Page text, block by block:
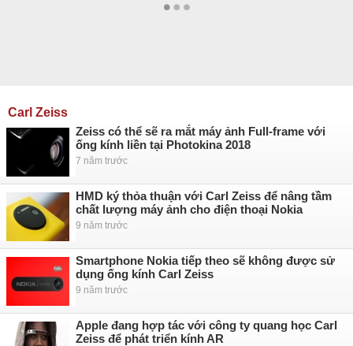
Carl Zeiss
Zeiss có thể sẽ ra mắt máy ảnh Full-frame với
ống kính liền tại Photokina 2018
7 năm trước
HMD ký thỏa thuận với Carl Zeiss để nâng tầm
chất lượng máy ảnh cho điện thoại Nokia
9 năm trước
Smartphone Nokia tiếp theo sẽ không được sử
dụng ống kính Carl Zeiss
9 năm trước
Apple đang hợp tác với công ty quang học Carl
Zeiss để phát triển kính AR